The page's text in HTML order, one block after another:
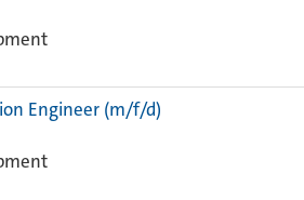
Engineer (m/f/d)